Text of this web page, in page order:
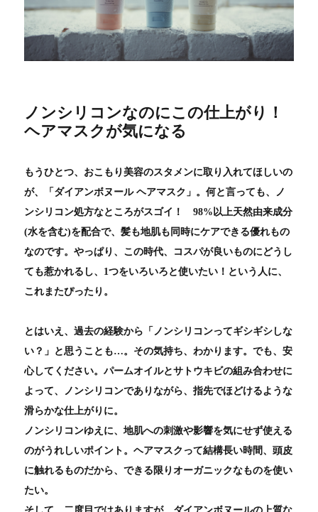
ノンシリコンなのにこの仕上がり！
ヘアマスクが気になる
もうひとつ、おこもり美容のスタメンに取り入れてほしいの
が、「ダイアンボヌール ヘアマスク」。何と言っても、ノ
ンシリコン処方なところがスゴイ！ 98%以上天然由来成分
(水を含む)を配合で、髪も地肌も同時にケアできる優れもの
なのです。やっぱり、この時代、コスパが良いものにどうし
ても惹かれるし、1つをいろいろと使いたい！という人に、
これまたぴったり。
とはいえ、過去の経験から「ノンシリコンってギシギシしな
い？」と思うことも…。その気持ち、わかります。でも、安
心してください。パームオイルとサトウキビの組み合わせに
よって、ノンシリコンでありながら、指先でほどけるような
滑らかな仕上がりに。
ノンシリコンゆえに、地肌への刺激や影響を気にせず使える
のがうれしいポイント。ヘアマスクって結構長い時間、頭皮
に触れるものだから、できる限りオーガニックなものを使い
たい。